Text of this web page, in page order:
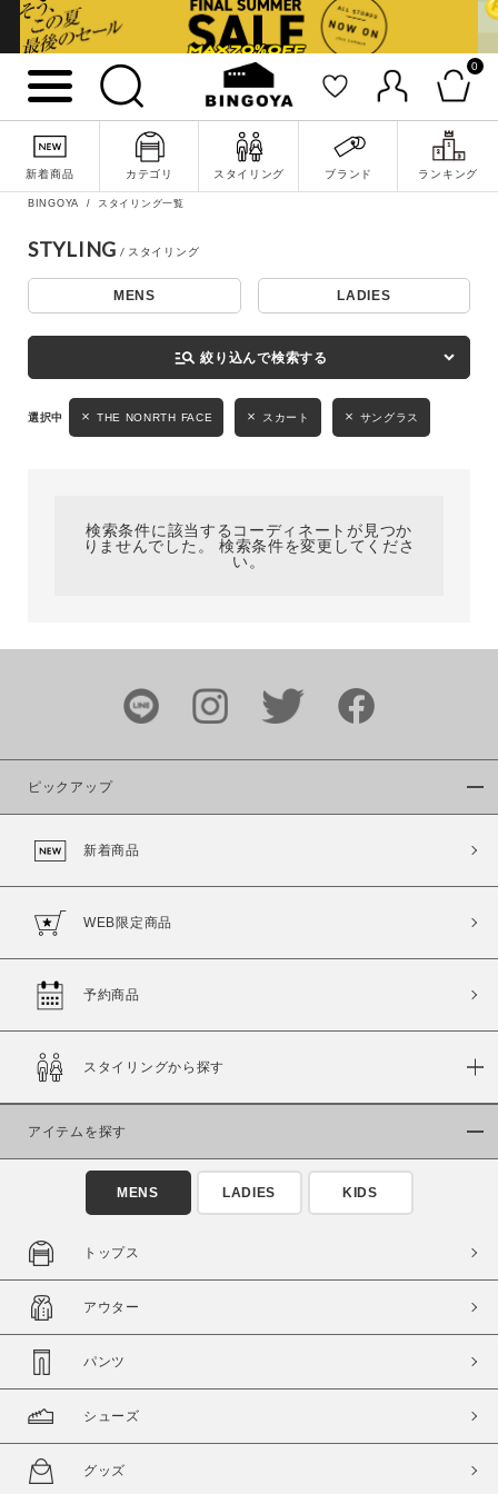
0
新着商品 カテゴリ スタイリング ブランド ランキング
詳細検索
カラー
価格
～
商品タイプ
通常商品 予約商品
在庫
在庫あり 在庫なし含む
BINGOYA スタイリング一覧
STYLING
MENS LADIES
manage_search 絞り込んで検索する
THE NONRTH FACE スカート サングラス
検索条件に該当するコーディネートが見つか
りませんでした。 検索条件を変更してくださ
い。
ピックアップ
新着商品
WEB限定商品
予約商品
スタイリングから探す
アイテムを探す
MENS LADIES KIDS
トップス
アウター
パンツ
シューズ
グッズ